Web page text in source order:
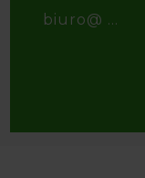
biuro@ ...